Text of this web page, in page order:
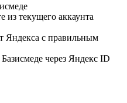
из текущего аккаунта
Яндекса с правильным
через Яндекс ID